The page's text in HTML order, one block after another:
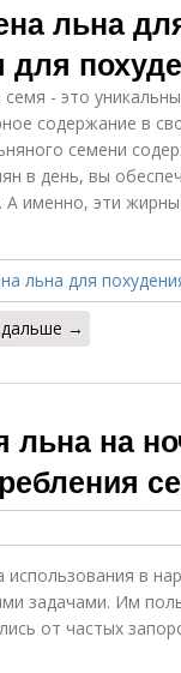
льна
для
- это
содержание в
семени
в день, вы
А именно, эти
→
льна на
использования в
задачами. Им
от частых